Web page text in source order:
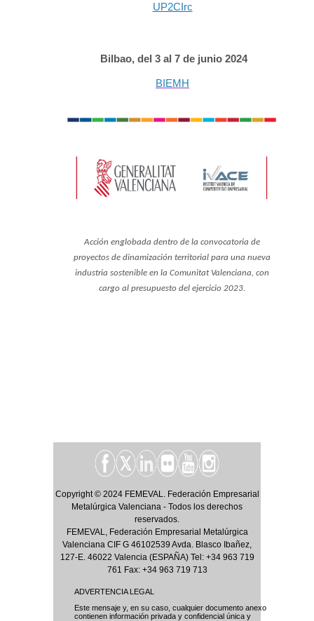
UP2CIrc
Bilbao, del 3 al 7 de junio 2024
BIEMH
Acción englobada dentro de la convocatoria de
proyectos de dinamización territorial para una nueva
industria sostenible en la Comunitat Valenciana, con
cargo al presupuesto del ejercicio 2023.
Copyright © 2024 FEMEVAL. Federación Empresarial
Metalúrgica Valenciana - Todos los derechos
reservados.
FEMEVAL, Federación Empresarial Metalúrgica
Valenciana CIF G 46102539 Avda. Blasco Ibañez,
127-E. 46022 Valencia (ESPAÑA) Tel: +34 963 719
761 Fax: +34 963 719 713
ADVERTENCIA LEGAL
Este mensaje y, en su caso, cualquier documento anexo
contienen información privada y confidencial única y